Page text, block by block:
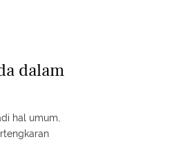
dalam
hal umum,